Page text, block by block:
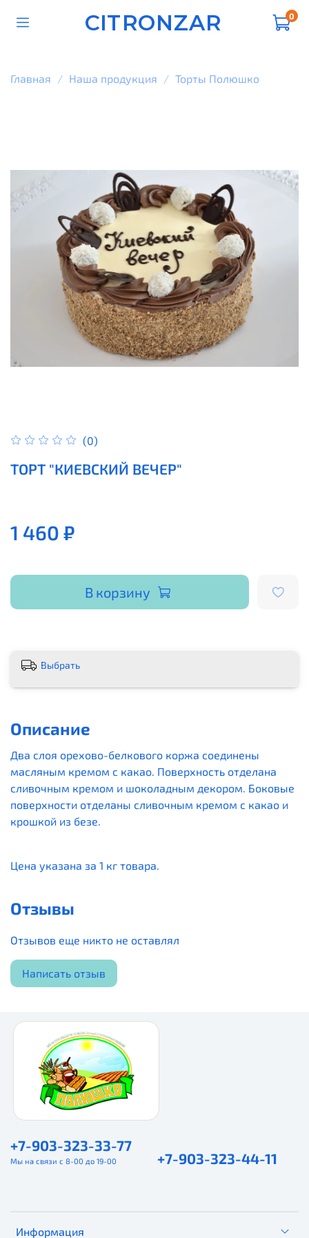
CITRONZAR 0
Главная Наша продукция Торты Полюшко
(0)
ТОРТ "КИЕВСКИЙ ВЕЧЕР"
1 460 ₽
В корзину
Выбрать
Описание
Два слоя орехово-белкового коржа соединены
масляным кремом с какао. Поверхность отделана
сливочным кремом и шоколадным декором. Боковые
поверхности отделаны сливочным кремом с какао и
крошкой из безе.
Цена указана за 1 кг товара.
Отзывы
Отзывов еще никто не оставлял
Написать отзыв
Информация
+7-903-323-33-77
Мы на связи с 8-00 до 19-00 +7-903-323-44-11